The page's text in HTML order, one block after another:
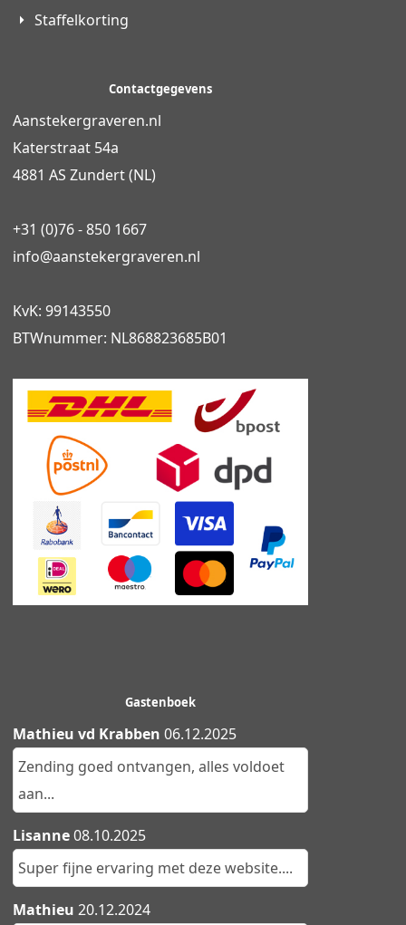
Staffelkorting
Contactgegevens
Aanstekergraveren.nl
Katerstraat 54a
4881 AS Zundert (NL)
+31 (0)76 - 850 1667
info@aanstekergraveren.nl
KvK: 99143550
BTWnummer: NL868823685B01
Gastenboek
Mathieu vd Krabben 06.12.2025
Zending goed ontvangen, alles voldoet
aan...
Lisanne08.10.2025
Super fijne ervaring met deze website....
Mathieu 20.12.2024